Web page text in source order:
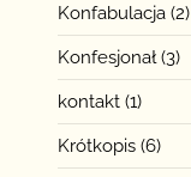
Konfabulacja (2)
Konfesjonał (3)
kontakt (1)
Krótkopis (6)